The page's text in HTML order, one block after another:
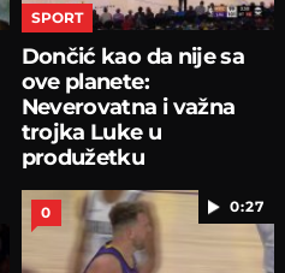
SPORT
Dončić kao da nije sa
ove planete:
Neverovatna i važna
trojka Luke u
produžetku
0:27
0